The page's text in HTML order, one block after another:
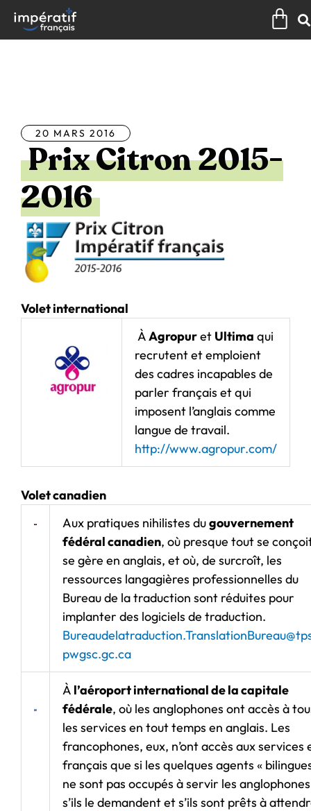
contenu
20 MARS 2016
Prix Citron 2015-
2016
Volet international
ÀAgropuret Ultima qui
recrutent et emploient
des cadres incapables de
parler français et qui
imposent l’anglais comme
langue de travail.
http://www.agropur.com/
Volet canadien
Aux pratiques nihilistes dugouvernement
fédéral canadien, où presque tout se
se gère en anglais, et où, de surcroît, les
ressources langagières professionnelles du
Bureau de la traduction sont réduites pour
implanter des logiciels de traduction.
pwgsc.gc.ca
À l’aéroport international de la capitale
fédérale, où les anglophones ont accès à
les services en tout temps en anglais. Les
francophones, eux, n’ont accès aux services
français que si les quelques agents «
ne sont pas occupés à servir les
s’ils le demandent et s’ils sont prêts à